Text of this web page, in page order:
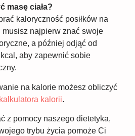
masę ciała?
kaloryczność posiłków na
najpierw znać swoje
a później odjąć od
aby zapewnić sobie
na kalorie możesz obliczyć
kalkulatora kalorii.
z pomocy naszego dietetyka,
trybu życia pomoże Ci